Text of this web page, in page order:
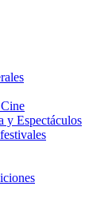
y Espectáculos